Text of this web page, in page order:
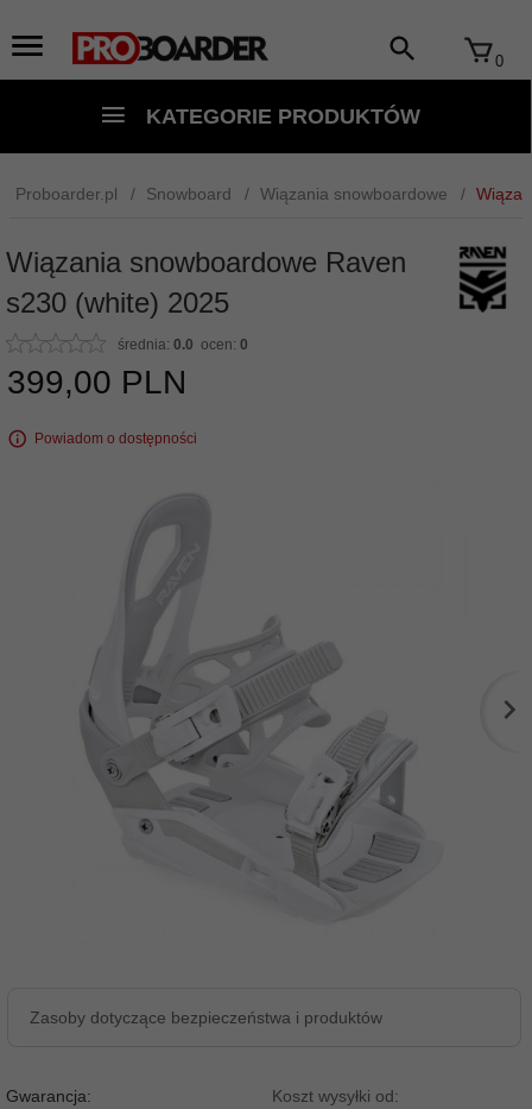
0
KATEGORIE PRODUKTÓW
Proboarder.pl Snowboard Wiązania snowboardowe
Wiązania snowboardowe Raven
s230 (white) 2025
średnia: 0.0 ocen: 0
399,00 PLN
Powiadom o dostępności
Zasoby dotyczące bezpieczeństwa i produktów
Gwarancja:
Koszt wysyłki od: